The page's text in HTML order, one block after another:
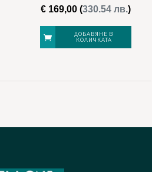
€169,00(330.54 лв.)
ДОБАВЯНЕ В
КОЛИЧКАТА